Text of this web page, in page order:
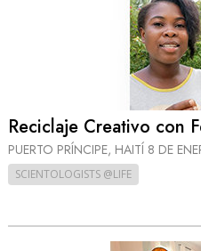
Reciclaje Creativo con
PUERTO PRÍNCIPE, HAITÍ 8 DE
SCIENTOLOGISTS @LIFE